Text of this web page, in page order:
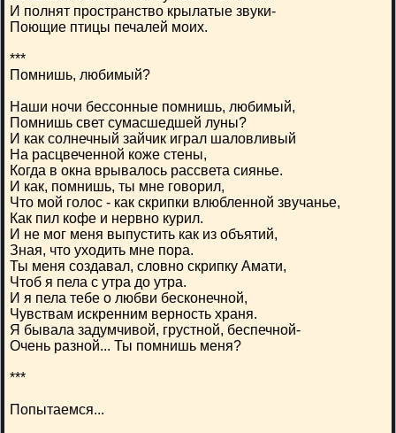
И полнят пространство крылатые звуки-
Поющие птицы печалей моих.
***
Помнишь, любимый?
Наши ночи бессонные помнишь, любимый,
Помнишь свет сумасшедшей луны?
И как солнечный зайчик играл шаловливый
На расцвеченной коже стены,
Когда в окна врывалось рассвета сиянье.
И как, помнишь, ты мне говорил,
Что мой голос - как скрипки влюбленной звучанье,
Как пил кофе и нервно курил.
И не мог меня выпустить как из объятий,
Зная, что уходить мне пора.
Ты меня создавал, словно скрипку Амати,
Чтоб я пела с утра до утра.
И я пела тебе о любви бесконечной,
Чувствам искренним верность храня.
Я бывала задумчивой, грустной, беспечной-
Очень разной... Ты помнишь меня?
***
Попытаемся...